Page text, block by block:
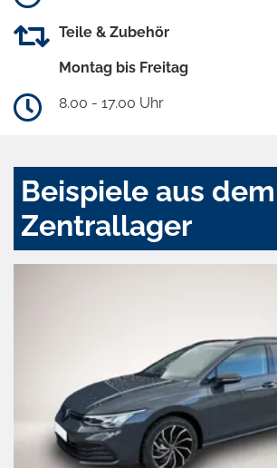
Teile & Zubehör
Montag bis Freitag
8.00 - 17.00 Uhr
Beispiele aus dem
Zentrallager